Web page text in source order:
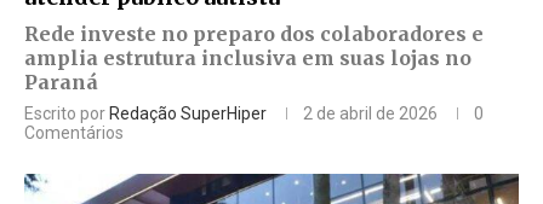
Rede investe no preparo dos colaboradores e
amplia estrutura inclusiva em suas lojas no
Paraná
Escrito porRedação SuperHiper 2 de abril de 2026
0
Comentários